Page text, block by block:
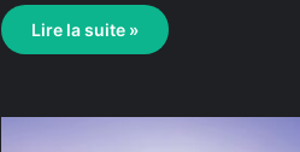
Lire la suite »